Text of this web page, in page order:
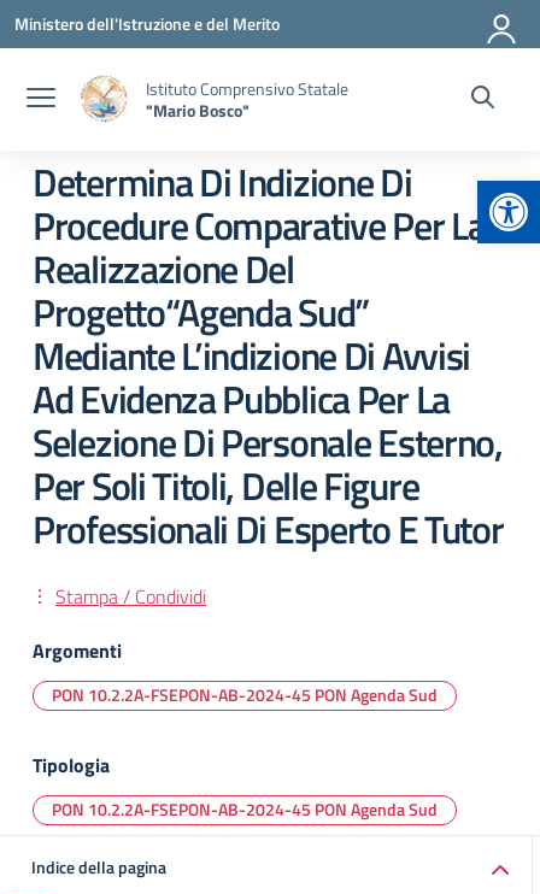
Vai ai contenuti
Vai al menu di navigazione
Vai al footer
Ministero dell'Istruzione e del Merito
Istituto Comprensivo Statale
"Mario Bosco"
Determina Di Indizione Di
Procedure Comparative Per La
Realizzazione Del
Progetto“Agenda Sud”
Mediante L’indizione Di Avvisi
Ad Evidenza Pubblica Per La
Selezione Di Personale Esterno,
Per Soli Titoli, Delle Figure
Professionali Di Esperto E Tutor
Stampa / Condividi
Argomenti
PON 10.2.2A-FSEPON-AB-2024-45 PON Agenda Sud
Tipologia
PON 10.2.2A-FSEPON-AB-2024-45 PON Agenda Sud
Indice della pagina